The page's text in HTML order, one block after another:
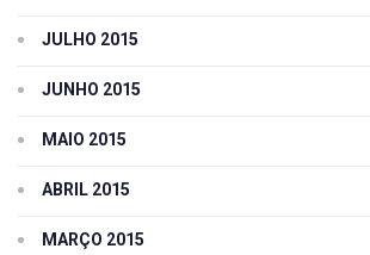
JULHO 2015
JUNHO 2015
MAIO 2015
ABRIL 2015
MARÇO 2015